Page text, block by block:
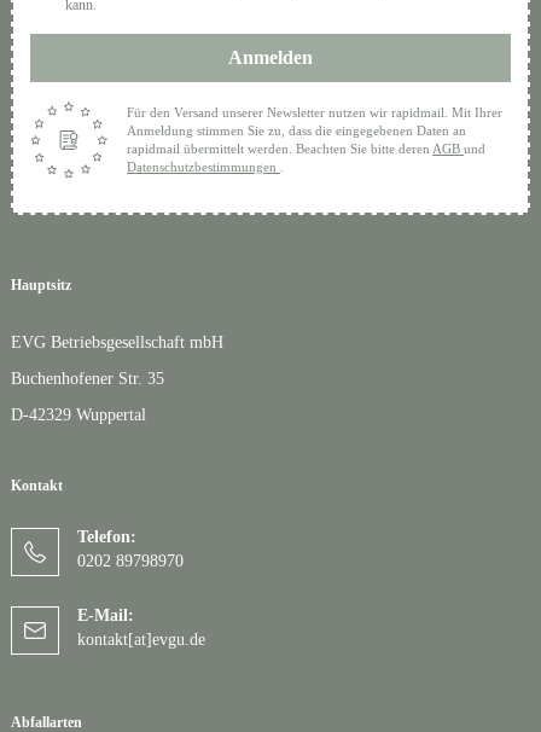
Hauptsitz
EVG Betriebsgesellschaft mbH
Buchenhofener Str. 35
D-42329 Wuppertal
Kontakt
Telefon:
0202 89798970
E-Mail:
kontakt[at]evgu.de
Abfallarten
kann.
Anmelden
Für den Versand unserer Newsletter nutzen wir rapidmail. Mit Ihrer
Anmeldung stimmen Sie zu, dass die eingegebenen Daten an
rapidmail übermittelt werden. Beachten Sie bitte deren AGB und
Datenschutzbestimmungen